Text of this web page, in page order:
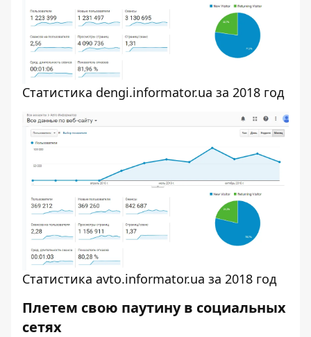
Статистика dengi.informator.ua за 2018 год
Статистика avto.informator.ua за 2018 год
Плетем свою паутину в социальных
сетях